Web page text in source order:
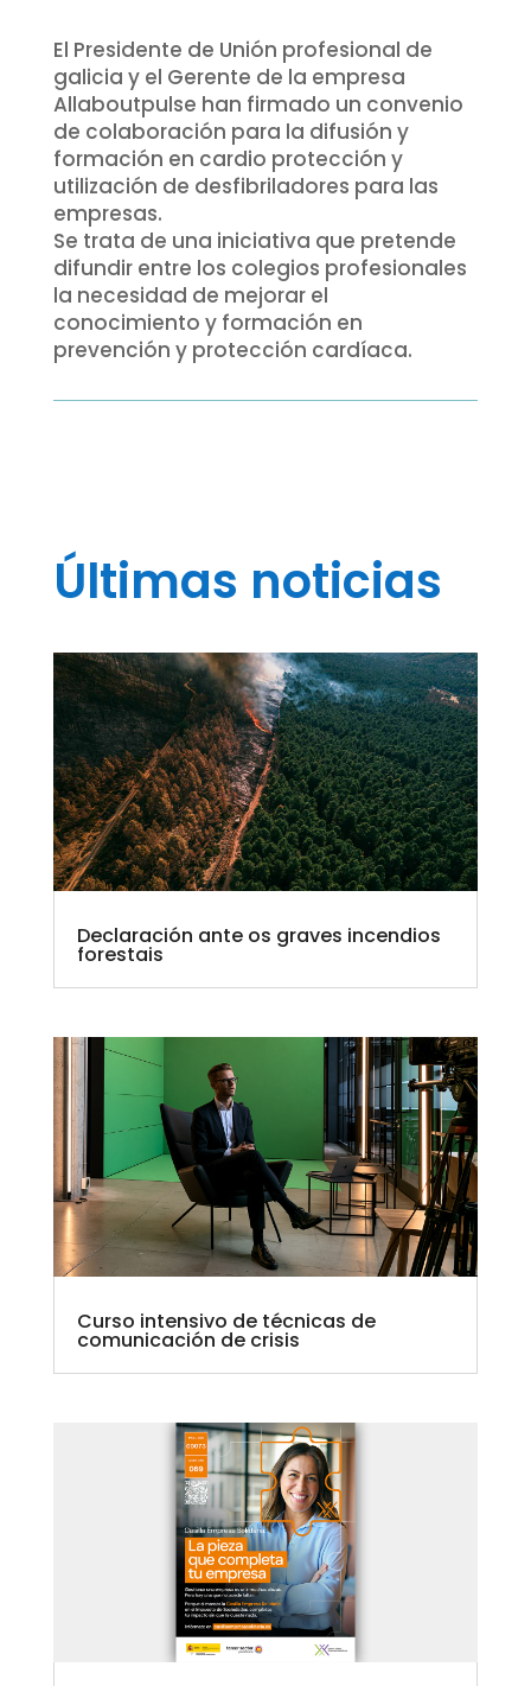
El Presidente de Unión profesional de
galicia y el Gerente de la empresa
Allaboutpulse han firmado un convenio
de colaboración para la difusión y
formación en cardio protección y
utilización de desfibriladores para las
empresas.
Se trata de una iniciativa que pretende
difundir entre los colegios profesionales
la necesidad de mejorar el
conocimiento y formación en
prevención y protección cardíaca.
Últimas noticias
Declaración ante os graves incendios
forestais
Curso intensivo de técnicas de
comunicación de crisis